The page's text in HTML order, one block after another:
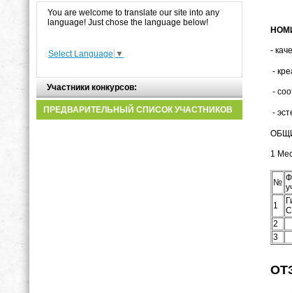
You are welcome to translate our site into any
language! Just chose the language below!
Select Language ▼
Участники конкурсов:
ПРЕДВАРИТЕЛЬНЫЙ СПИСОК УЧАСТНИКОВ
-
-
-
-
1
№
1
2
3